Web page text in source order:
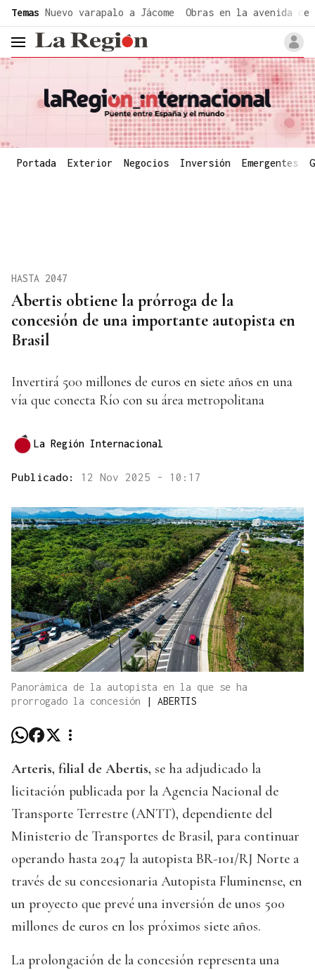
Temas Nuevo varapalo a Jácome Obras en la avenida de
header.menu.open
Portada Exterior Negocios Inversión Emergentes
Abertis obtiene la prórroga de la
concesión de una importante autopista en
Brasil
HASTA 2047
Invertirá 500 millones de euros en siete años en una
vía que conecta Río con su área metropolitana
La Región Internacional
Publicado: 12 Nov 2025 - 10:17
Panorámica de la autopista en la que se ha
prorrogado la concesión
| ABERTIS
Arteris, filial de Abertis, se ha adjudicado la
licitación publicada por la Agencia Nacional de
Transporte Terrestre (ANTT), dependiente del
Ministerio de Transportes de Brasil, para continuar
operando hasta 2047 la autopista BR-101/RJ Norte a
través de su concesionaria Autopista Fluminense, en
un proyecto que prevé una inversión de unos 500
millones de euros en los próximos siete años.
La prolongación de la concesión representa una